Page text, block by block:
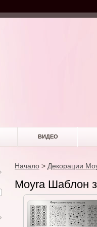
ВИДЕО
Начало > Декорации
Moyra Шаблон